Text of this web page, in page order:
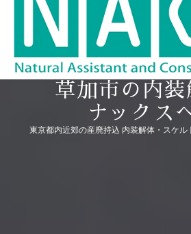
草加市の内装
ナックス
東京都内近郊の産廃持込 内装解体・スケル